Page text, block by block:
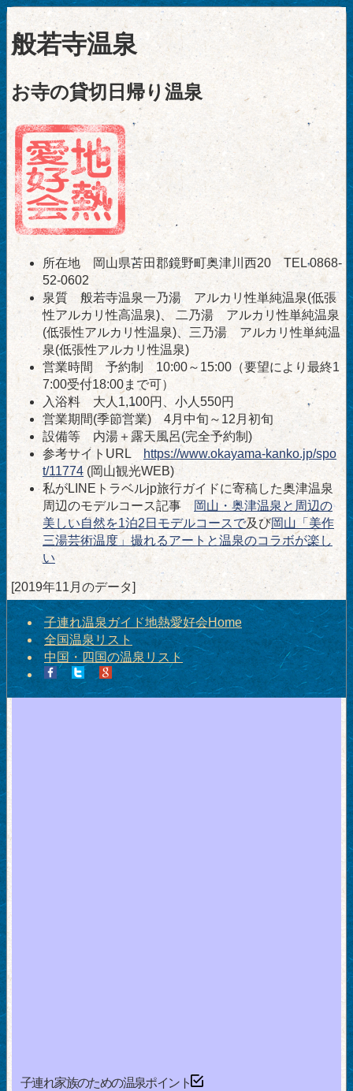
般若寺温泉
お寺の貸切日帰り温泉
所在地 岡山県苫田郡鏡野町奥津川西20 TEL 0868-
52-0602
泉質 般若寺温泉一乃湯 アルカリ性単純温泉(低張
性アルカリ性高温泉)、 二乃湯 アルカリ性単純温泉
(低張性アルカリ性温泉)、三乃湯 アルカリ性単純温
泉(低張性アルカリ性温泉)
営業時間 予約制 10:00～15:00（要望により最終1
7:00受付18:00まで可）
入浴料 大人1,100円、小人550円
営業期間(季節営業) 4月中旬～12月初旬
設備等 内湯＋露天風呂(完全予約制)
参考サイトURL
https://www.okayama-kanko.jp/spo
t/11774(岡山観光WEB)
私がLINEトラベルjp旅行ガイドに寄稿した奥津温泉
周辺のモデルコース記事岡山・奥津温泉と周辺の
美しい自然を1泊2日モデルコースで及び岡山「美作
三湯芸術温度」撮れるアートと温泉のコラボが楽し
い
[2019年11月のデータ]
子連れ温泉ガイド地熱愛好会Home
全国温泉リスト
中国・四国の温泉リスト
子連れ家族のための温泉ポイント